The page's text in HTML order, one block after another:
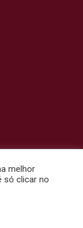
de Sindicatos de
Design por
melhor
só clicar no